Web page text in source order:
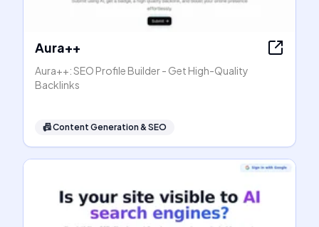
Aura++
Aura++: SEO Profile Builder - Get High-Quality
Backlinks
📠Content Generation & SEO